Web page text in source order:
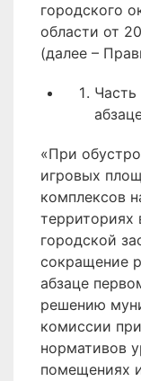
городского
области от
(далее –
Часть
«При
игровых
комплексов
территориях
городской
сокращение
абзаце
решению
комиссии
нормативов
помещениях